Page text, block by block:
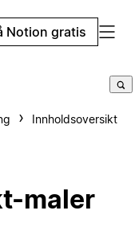
Notion gratis
Innholdsoversikt
maler